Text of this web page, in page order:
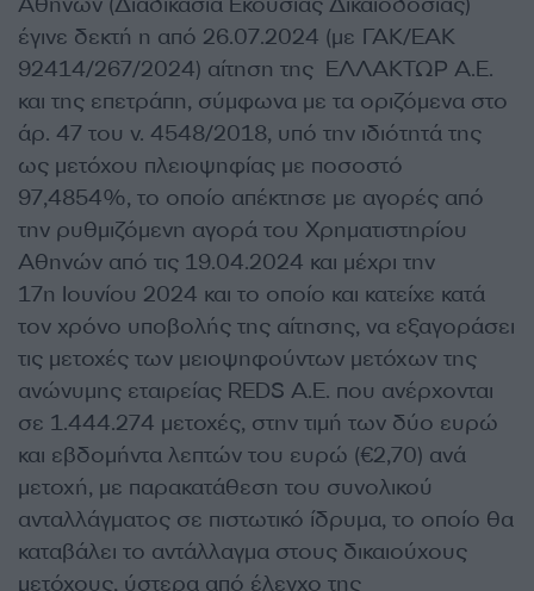
έγινε δεκτή η από 26.07.2024 (με ΓΑΚ/ΕΑΚ
92414/267/2024) αίτηση της ΕΛΛΑΚΤΩΡ Α.Ε.
και της επετράπη, σύμφωνα με τα οριζόμενα στο
άρ. 47 του ν. 4548/2018, υπό την ιδιότητά της
ως μετόχου πλειοψηφίας με ποσοστό
97,4854%, το οποίο απέκτησε με αγορές από
την ρυθμιζόμενη αγορά του Χρηματιστηρίου
Αθηνών από τις 19.04.2024 και μέχρι την
17η Ιουνίου 2024 και το οποίο και κατείχε κατά
τον χρόνο υποβολής της αίτησης, να εξαγοράσει
τις μετοχές των μειοψηφούντων μετόχων της
ανώνυμης εταιρείας REDS Α.Ε. που ανέρχονται
σε 1.444.274 μετοχές, στην τιμή των δύο ευρώ
και εβδομήντα λεπτών του ευρώ (€2,70) ανά
μετοχή, με παρακατάθεση του συνολικού
ανταλλάγματος σε πιστωτικό ίδρυμα, το οποίο θα
καταβάλει το αντάλλαγμα στους δικαιούχους
μετόχους, ύστερα από έλεγχο της